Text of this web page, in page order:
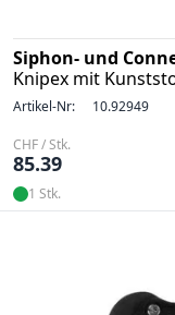
Siphon- und
Knipex mit
Artikel-Nr: 10.92949
CHF / Stk.
85.39
1 Stk.